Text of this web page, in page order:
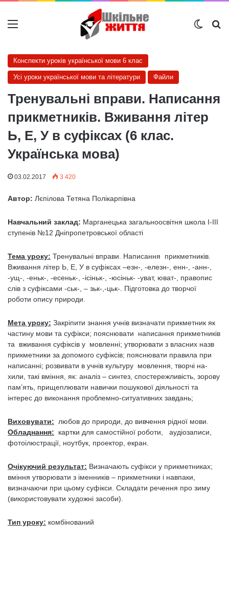
Меню
Конспекти уроків української мови 6 клас
Усі уроки української мови та літератури Файли
Тренувальні вправи. Написання
прикметників. Вживання літер
Ь, Е, У в суфіксах (6 клас.
Українська мова)
03.02.2017 3 420
Автор: Лєпілова Тетяна Полікарпівна
Навчальний заклад: Марганецька загальноосвітня школа I-III
ступенів №12 Дніпропетровської області
Тема уроку: Тренувальні вправи. Написання прикметників.
Вживання літер Ь, Е, У в суфіксах –езн-, -елезн-, енн-, -анн-,
-ущ-, -еньк-, -есеньк-, -ісіньк-, -юсіньк- -уват, юват-, правопис
слів з суфіксами -ськ-, – зьк-,-цьк-. Підготовка до творчої
роботи опису природи.
Мета уроку: Закріпити знання учнів визначати прикметник як
частину мови та суфікси; пояснювати написання прикметників
та вживання суфіксів у мовленні; утворювати з власних назв
прикметники за допомого суфіксів; пояснювати правила при
написанні; розвивати в учнів культуру мовлення, творчі на­
хили, такі вміння, як: аналіз – синтез, спостережливість, зорову
пам’ять, прищеплювати навички пошукової діяльності та
інтерес до виконання проблемно-ситуативних завдань;
Виховувати: любов до природи, до вивчення рідної мови.
Обладнання: картки для самостійної роботи, аудіозаписи,
фотоілюстрації, ноутбук, проектор, екран.
Очікуючий результат: Визначають суфікси у прикметниках;
вміння утворювати з іменників – прикметники і навпаки,
визначаючи при цьому суфікси. Складати речення про зиму
(використовувати художні засоби).
Тип уроку: комбінований